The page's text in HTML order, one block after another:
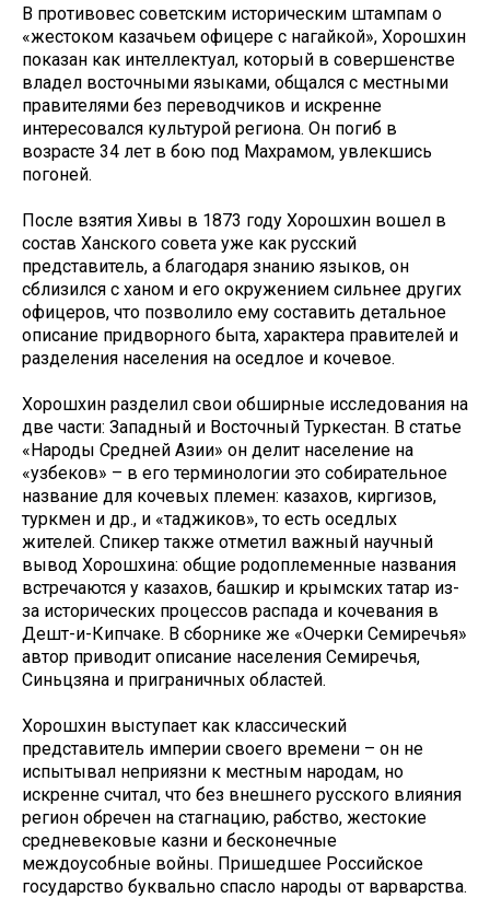
В противовес советским историческим штампам о
«жестоком казачьем офицере с нагайкой», Хорошхин
показан как интеллектуал, который в совершенстве
владел восточными языками, общался с местными
правителями без переводчиков и искренне
интересовался культурой региона. Он погиб в
возрасте 34 лет в бою под Махрамом, увлекшись
погоней.
После взятия Хивы в 1873 году Хорошхин вошел в
состав Ханского совета уже как русский
представитель, а благодаря знанию языков, он
сблизился с ханом и его окружением сильнее других
офицеров, что позволило ему составить детальное
описание придворного быта, характера правителей и
разделения населения на оседлое и кочевое.
Хорошхин разделил свои обширные исследования на
две части: Западный и Восточный Туркестан. В статье
«Народы Средней Азии» он делит население на
«узбеков» – в его терминологии это собирательное
название для кочевых племен: казахов, киргизов,
туркмен и др., и «таджиков», то есть оседлых
жителей. Спикер также отметил важный научный
вывод Хорошхина: общие родоплеменные названия
встречаются у казахов, башкир и крымских татар из-
за исторических процессов распада и кочевания в
Дешт-и-Кипчаке. В сборнике же «Очерки Семиречья»
автор приводит описание населения Семиречья,
Синьцзяна и приграничных областей.
Хорошхин выступает как классический
представитель империи своего времени – он не
испытывал неприязни к местным народам, но
искренне считал, что без внешнего русского влияния
регион обречен на стагнацию, рабство, жестокие
средневековые казни и бесконечные
междоусобные войны. Пришедшее Российское
государство буквально спасло народы от варварства.